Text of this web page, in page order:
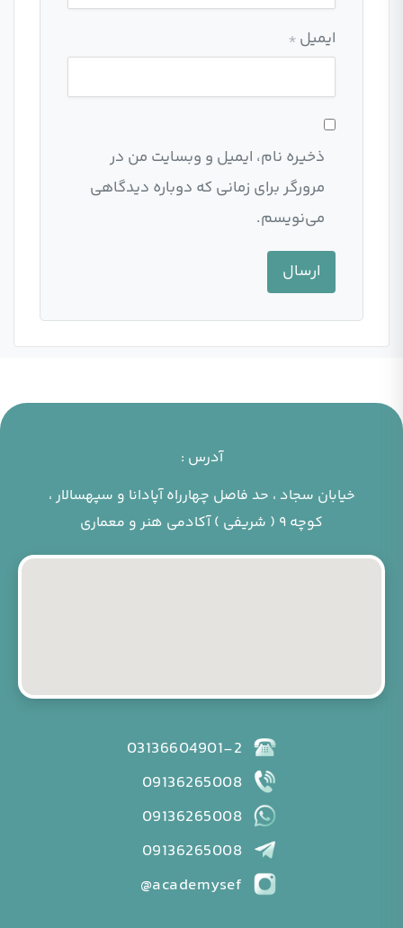
ایمیل*
ذخیره نام، ایمیل و وبسایت من در
مرورگر برای زمانی که دوباره دیدگاهی
می‌نویسم.
آدرس :
خیابان سجاد ، حد فاصل چهارراه آپادانا و سپهسالار ،
کوچه ۹ ( شریفی ) آکادمی هنر و معماری
03136604901-2
09136265008
09136265008
09136265008
academysef@